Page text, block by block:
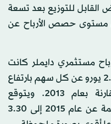
للتوزيع بعد تسعة
مستوى حصص الأرباح عن
مستثمري دايملر كانت
وصلت في عام 2014 إلى 45.‏2 يورو عن كل سهم بارتفاع
بنسبة 9.‏8 في المائة مقارنة بعام 2013. ويتوقع
المحللون أن تصل هذه القيمة عن عام 2015 إلى 30.‏3